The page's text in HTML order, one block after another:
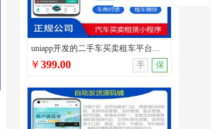
uniapp开发的二手车买卖租车平台源码/车辆发布/圈子交流/在线询价/在线二手车交易系统
￥399.00 手 保